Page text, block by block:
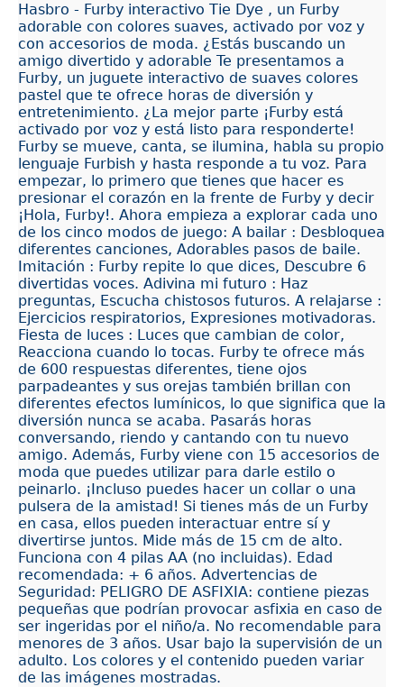
Hasbro - Furby interactivo Tie Dye , un Furby
adorable con colores suaves, activado por voz y
con accesorios de moda. ¿Estás buscando un
amigo divertido y adorable Te presentamos a
Furby, un juguete interactivo de suaves colores
pastel que te ofrece horas de diversión y
entretenimiento. ¿La mejor parte ¡Furby está
activado por voz y está listo para responderte!
Furby se mueve, canta, se ilumina, habla su propio
lenguaje Furbish y hasta responde a tu voz. Para
empezar, lo primero que tienes que hacer es
presionar el corazón en la frente de Furby y decir
¡Hola, Furby!. Ahora empieza a explorar cada uno
de los cinco modos de juego: A bailar : Desbloquea
diferentes canciones, Adorables pasos de baile.
Imitación : Furby repite lo que dices, Descubre 6
divertidas voces. Adivina mi futuro : Haz
preguntas, Escucha chistosos futuros. A relajarse :
Ejercicios respiratorios, Expresiones motivadoras.
Fiesta de luces : Luces que cambian de color,
Reacciona cuando lo tocas. Furby te ofrece más
de 600 respuestas diferentes, tiene ojos
parpadeantes y sus orejas también brillan con
diferentes efectos lumínicos, lo que significa que la
diversión nunca se acaba. Pasarás horas
conversando, riendo y cantando con tu nuevo
amigo. Además, Furby viene con 15 accesorios de
moda que puedes utilizar para darle estilo o
peinarlo. ¡Incluso puedes hacer un collar o una
pulsera de la amistad! Si tienes más de un Furby
en casa, ellos pueden interactuar entre sí y
divertirse juntos. Mide más de 15 cm de alto.
Funciona con 4 pilas AA (no incluidas). Edad
recomendada: + 6 años. Advertencias de
Seguridad: PELIGRO DE ASFIXIA: contiene piezas
pequeñas que podrían provocar asfixia en caso de
ser ingeridas por el niño/a. No recomendable para
menores de 3 años. Usar bajo la supervisión de un
adulto. Los colores y el contenido pueden variar
de las imágenes mostradas.